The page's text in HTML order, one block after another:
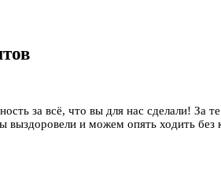
за всё, что вы для нас сделали! За
выздоровели и можем опять ходить